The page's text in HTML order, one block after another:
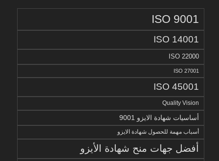
ISO 9001
ISO 14001
ISO 22000
ISO 27001
ISO 45001
Quality Vision
أساسيات شهادة الايزو 9001
أسباب مهمة للحصول شهادة الايزو
أفضل جهات منح شهادة الأيزو